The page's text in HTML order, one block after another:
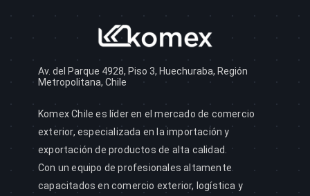
Av. del Parque 4928, Piso 3, Huechuraba, Región
Metropolitana, Chile
Komex Chile es líder en el mercado de comercio
exterior, especializada en la importación y
exportación de productos de alta calidad.
Con un equipo de profesionales altamente
capacitados en comercio exterior, logística y